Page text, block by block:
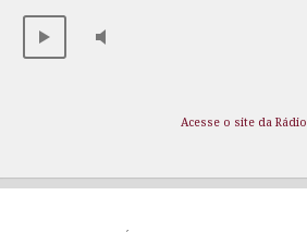
Acesse o site da Rádio